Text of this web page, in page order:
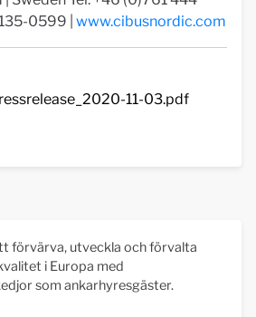
0599 | www.cibusnordic.com
11-03.pdf
förvärva, utveckla och förvalta
i Europa med
som ankarhyresgäster.